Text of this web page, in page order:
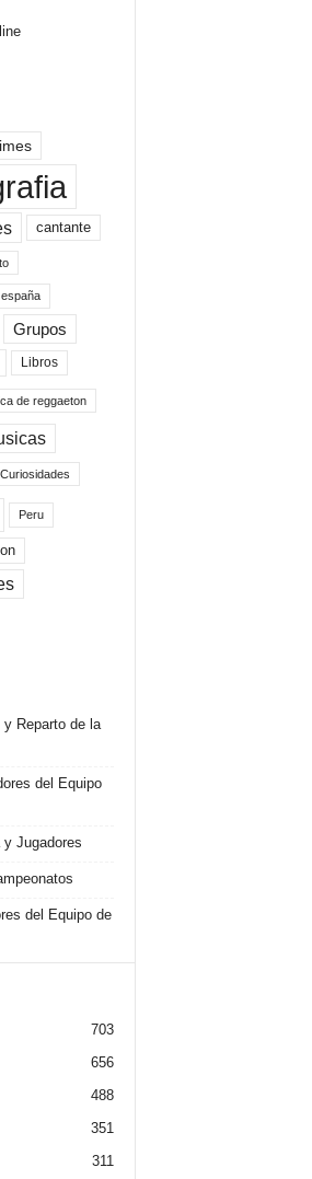
cantante
españa
Grupos
Libros
de reggaeton
Peru
Reparto de la
del Equipo
Jugadores
del Equipo de
703
656
488
351
311